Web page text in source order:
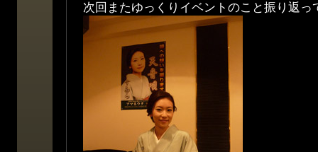
次回またゆっくりイベントのこと振り返